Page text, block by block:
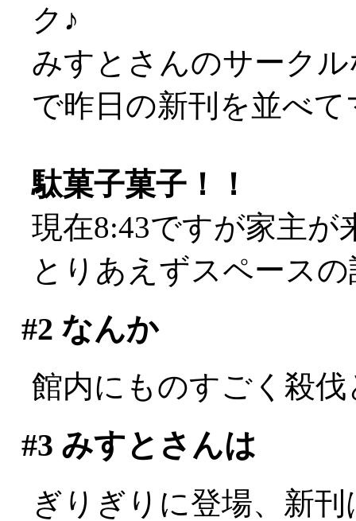
ク♪
みすとさんのサーク
で昨日の新刊を並べ
駄菓子菓子！！
現在8:43ですが家主が
とりあえずスペース
#2 なんか
館内にものすごく殺
#3 みすとさんは
ぎりぎりに登場、新